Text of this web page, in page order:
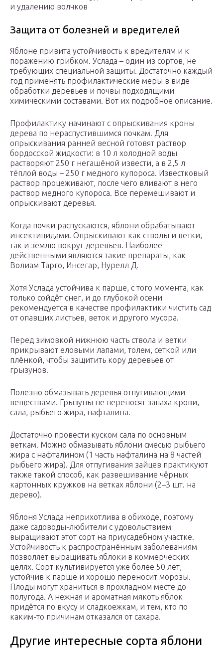
и удалению волчков
Защита от болезней и вредителей
Яблоне привита устойчивость к вредителям и к
поражению грибком. Услада – один из сортов, не
требующих специальной защиты. Достаточно каждый
год применять профилактические меры в виде
обработки деревьев и почвы подходящими
химическими составами. Вот их подробное описание.
Профилактику начинают с опрыскивания кроны
дерева по нераспустившимся почкам. Для
опрыскивания ранней весной готовят раствор
бордосской жидкости: в 10 л холодной воды
растворяют 250 г негашёной извести, а в 2,5 л
тёплой воды – 250 г медного купороса. Известковый
раствор процеживают, после чего вливают в него
раствор медного купороса. Все перемешивают и
опрыскивают деревья.
Когда почки распускаются, яблони обрабатывают
инсектицидами. Опрыскивают как стволы и ветки,
так и землю вокруг деревьев. Наиболее
действенными являются такие препараты, как
Волиам Тарго, Инсегар, Нурелл Д.
Хотя Услада устойчива к парше, с того момента, как
только сойдёт снег, и до глубокой осени
рекомендуется в качестве профилактики чистить сад
от опавших листьев, веток и другого мусора.
Перед зимовкой нижнюю часть ствола и ветки
прикрывают еловыми лапами, толем, сеткой или
плёнкой, чтобы защитить кору деревьев от
грызунов.
Полезно обмазывать деревья отпугивающими
веществами. Грызуны не переносят запаха крови,
сала, рыбьего жира, нафталина.
Достаточно провести куском сала по основным
веткам. Можно обмазывать яблони смесью рыбьего
жира с нафталином (1 часть нафталина на 8 частей
рыбьего жира). Для отпугивания зайцев практикуют
также такой способ, как развешивание чёрных
картонных кружков на ветках яблони (2–3 шт. на
дерево).
Яблоня Услада неприхотлива в обиходе, поэтому
даже садоводы-любители с удовольствием
выращивают этот сорт на приусадебном участке.
Устойчивость к распространённым заболеваниям
позволяет выращивать яблоки в коммерческих
целях. Сорт культивируется уже более 50 лет,
устойчив к парше и хорошо переносит морозы.
Плоды могут храниться в прохладном месте до
полугода. А нежная и ароматная мякоть яблок
придётся по вкусу и сладкоежкам, и тем, кто по
каким-то причинам отказался от сахара.
Другие интересные сорта яблони